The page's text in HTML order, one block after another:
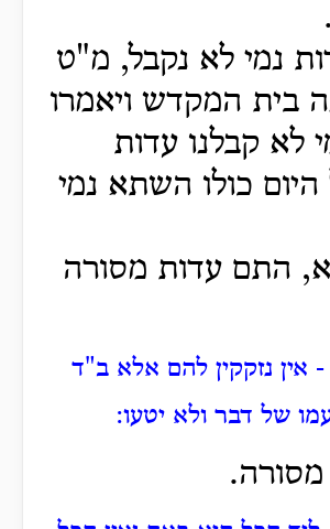
נמי לא נקבל, מ"ט
בית המקדש ויאמרו
לא קבלנו עדות
כולו השתא נמי
התם עדות מסורה
- אין נזקקין להם אלא ב"ד
של דבר ולא יטעו:
מסורה.